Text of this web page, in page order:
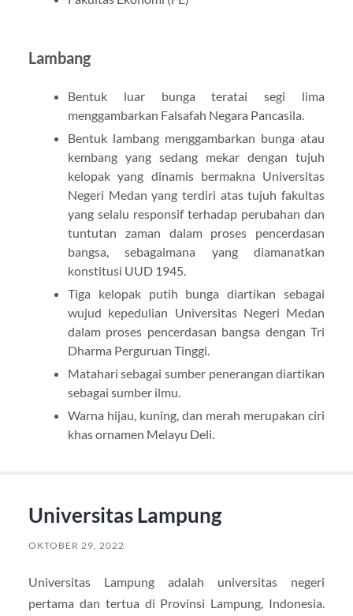
Lambang
Bentuk luar bunga teratai segi lima
menggambarkan Falsafah Negara Pancasila.
Bentuk lambang menggambarkan bunga atau
kembang yang sedang mekar dengan tujuh
kelopak yang dinamis bermakna Universitas
Negeri Medan yang terdiri atas tujuh fakultas
yang selalu responsif terhadap perubahan dan
tuntutan zaman dalam proses pencerdasan
bangsa, sebagaimana yang diamanatkan
konstitusi UUD 1945.
Tiga kelopak putih bunga diartikan sebagai
wujud kepedulian Universitas Negeri Medan
dalam proses pencerdasan bangsa dengan Tri
Dharma Perguruan Tinggi.
Matahari sebagai sumber penerangan diartikan
sebagai sumber ilmu.
Warna hijau, kuning, dan merah merupakan ciri
khas ornamen Melayu Deli.
Universitas Lampung
OKTOBER 29, 2022
Universitas Lampung adalah universitas negeri
pertama dan tertua di Provinsi Lampung, Indonesia.